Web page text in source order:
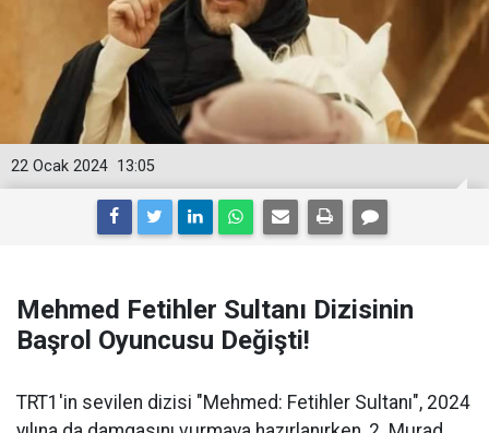
13:05
22 Ocak 2024
Mehmed Fetihler Sultanı Dizisinin
Başrol Oyuncusu Değişti!
TRT1'in sevilen dizisi "Mehmed: Fetihler Sultanı", 2024